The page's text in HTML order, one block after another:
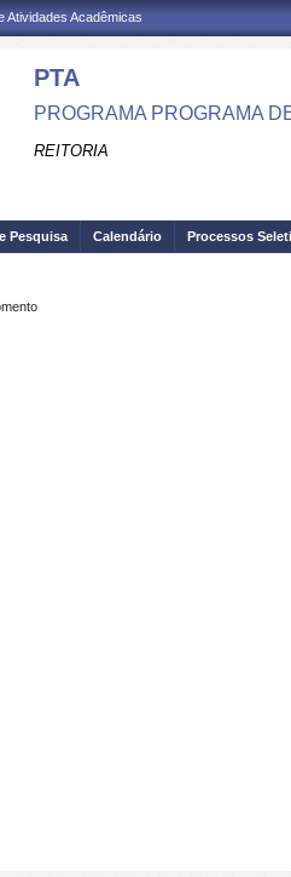
Atividades Acadêmicas
PTA
PROGRAMA PROGRAMA
REITORIA
Pesquisa Calendário Processos